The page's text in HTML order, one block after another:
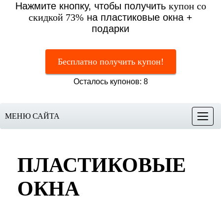
Нажмите кнопку, чтобы получить купон со
скидкой 73% на пластиковые окна +
подарки
Бесплатно получить купон!
Осталось купонов: 8
Меню
МЕНЮ САЙТА
ПЛАСТИКОВЫЕ
ОКНА